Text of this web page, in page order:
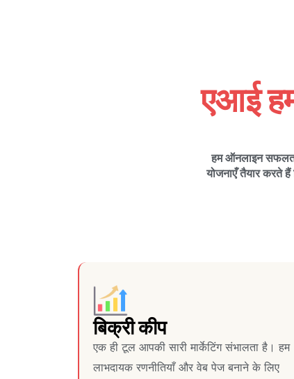
एआई
हम ऑनलाइन
योजनाएँ तैयार करते
बिक्री कीप
एक ही टूल आपकी सारी मार्केटिंग संभालता है। हम
लाभदायक रणनीतियाँ और वेब पेज बनाने के लिए